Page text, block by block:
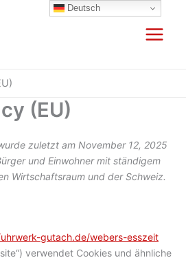
(EU)
zuletzt am November 12, 2025
und Einwohner mit ständigem
Wirtschaftsraum und der Schweiz.
gutach.de/webers-esszeit
verwendet Cookies und ähnliche
Deutsch